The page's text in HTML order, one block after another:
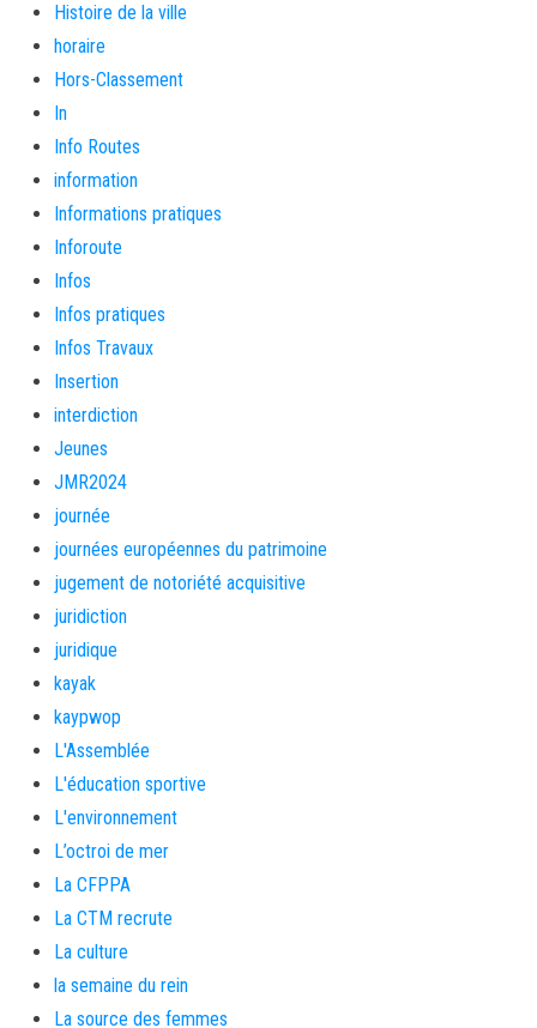
Histoire de la ville
horaire
Hors-Classement
In
Info Routes
information
Informations pratiques
Inforoute
Infos
Infos pratiques
Infos Travaux
Insertion
interdiction
Jeunes
JMR2024
journée
journées européennes du patrimoine
jugement de notoriété acquisitive
juridiction
juridique
kayak
kaypwop
L'Assemblée
L'éducation sportive
L'environnement
L’octroi de mer
La CFPPA
La CTM recrute
La culture
la semaine du rein
La source des femmes